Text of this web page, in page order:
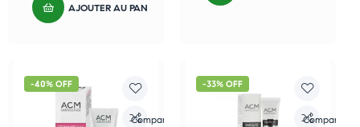
AJOUTER AU PANIER
-40% OFF
Compare
-33% OFF
Compare